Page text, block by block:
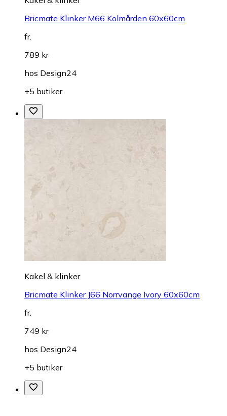
Bricmate Klinker M66 Kolmården 60x60cm
fr.
789 kr
hos Design24
+5 butiker
Kakel & klinker
Bricmate Klinker J66 Norrvange Ivory 60x60cm
fr.
749 kr
hos Design24
+5 butiker